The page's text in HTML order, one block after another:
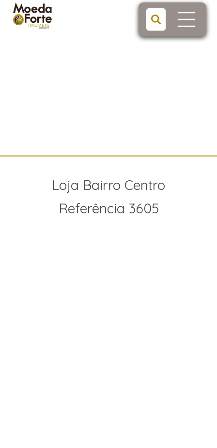
Loja Bairro Centro
Referência 3605